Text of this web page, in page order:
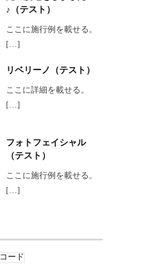
♪（テスト）
ここに施行例を載せる。
[…]
リベリーノ（テスト）
ここに詳細を載せる。
[…]
フォトフェイシャル
（テスト）
ここに施行例を載せる。
[…]